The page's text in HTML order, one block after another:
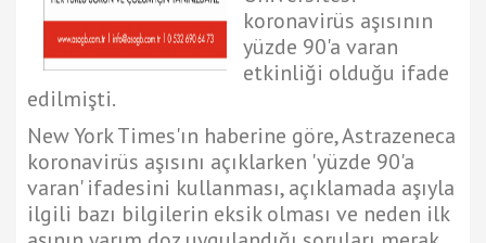
koronavirüs aşısının
yüzde 90'a varan
etkinliği olduğu ifade
edilmişti.
New York Times'ın haberine göre, Astrazeneca
koronavirüs aşısını açıklarken 'yüzde 90'a
varan' ifadesini kullanması, açıklamada aşıyla
ilgili bazı bilgilerin eksik olması ve neden ilk